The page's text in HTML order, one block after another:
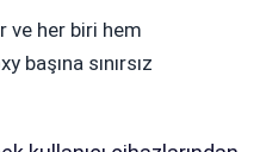
ve her biri hem
başına sınırsız